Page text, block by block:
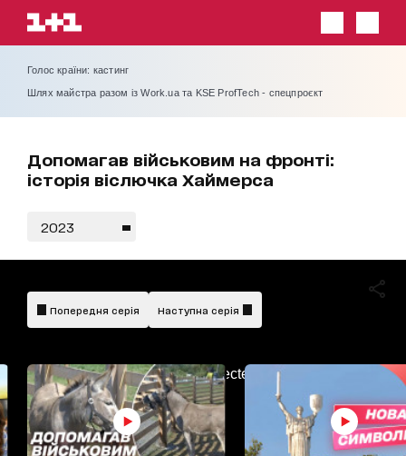
Голос країни: кастинг
Шлях майстра разом із Work.ua та KSE ProfTech - спецпроєкт
Допомагав військовим на фронті:
історія віслючка Хаймерса
2023
AdBlockDetected!
Попередня серія Наступна серія